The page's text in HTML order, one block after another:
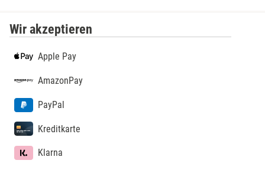
Wir akzeptieren
Apple Pay
AmazonPay
PayPal
Kreditkarte
Klarna